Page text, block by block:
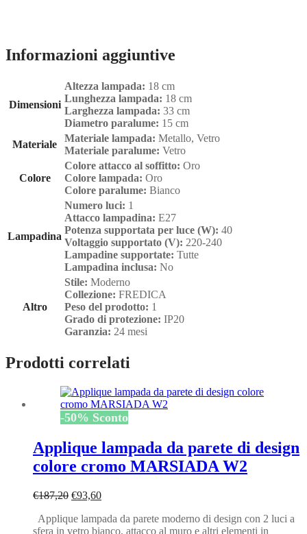
Informazioni aggiuntive
Dimensioni
Altezza lampada: 18 cm
Lunghezza lampada: 18 cm
Larghezza lampada: 33 cm
Diametro paralume: 15 cm
Materiale
Materiale lampada: Metallo, Vetro
Materiale paralume: Vetro
Colore
Colore attacco al soffitto: Oro
Colore lampada: Oro
Colore paralume: Bianco
Lampadina
Numero luci: 1
Attacco lampadina: E27
Potenza supportata per luce (W): 40
Voltaggio supportato (V): 220-240
Lampadine supportate: Tutte
Lampadina inclusa: No
Altro
Stile: Moderno
Collezione: FREDICA
Peso del prodotto: 1
Grado di protezione: IP20
Garanzia: 24 mesi
Prodotti correlati
-50% Sconto
Applique lampada da parete di design
colore cromo MARSIADA W2
€187,20 Il
originale
era:
€93,60Il
attuale
è:
Applique lampada da parete moderno di design con 2 luci a
sfera in vetro bianco, attacco al muro e altri elementi in